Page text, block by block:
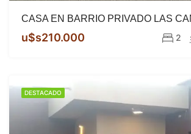
CASA EN BARRIO PRIVADO LAS
u$s210.000 2
DESTACADO